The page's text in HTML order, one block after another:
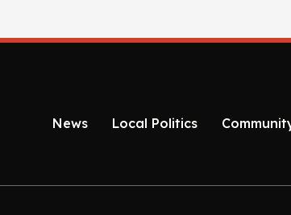
News Local Politics